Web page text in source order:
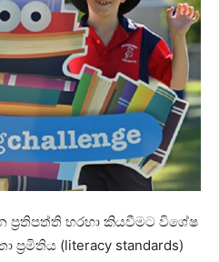
ප්‍රතිපත්ති හරහා කියවීමට විශේෂ
(literacy standards)